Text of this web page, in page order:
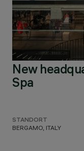
New
Spa
STANDORT
BERGAMO, ITALY